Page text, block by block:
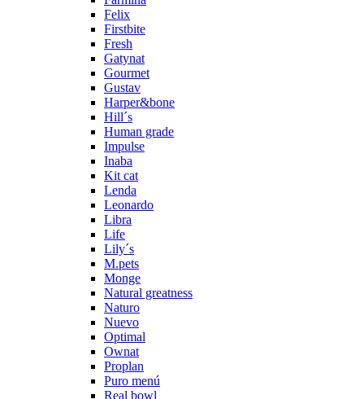
Felix
Firstbite
Fresh
Gatynat
Gourmet
Gustav
Harper&bone
Hill´s
Human grade
Impulse
Inaba
Kit cat
Lenda
Leonardo
Libra
Life
Lily´s
M.pets
Monge
Natural greatness
Naturo
Nuevo
Optimal
Ownat
Proplan
Puro menú
Real bowl